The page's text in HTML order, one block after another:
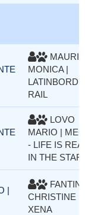
MAURI
MONICA |
RAIL
LOVO
MARIO |
- LIFE IS
IN THE STAR
|
FANTINI
CHRISTINE |
XENA